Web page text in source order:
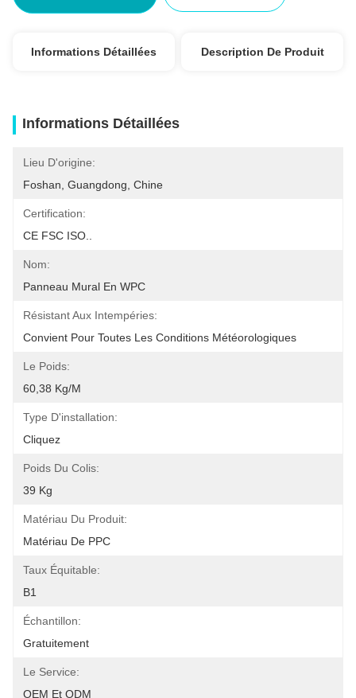
Informations Détaillées Description De Produit
Informations Détaillées
Lieu D'origine:
Foshan, Guangdong, Chine
Certification:
CE FSC ISO..
Nom:
Panneau Mural En WPC
Résistant Aux Intempéries:
Convient Pour Toutes Les Conditions Météorologiques
Le Poids:
60,38 Kg/m
Type D'installation:
Cliquez
Poids Du Colis:
39 Kg
Matériau Du Produit:
Matériau De PPC
Taux Équitable:
B1
Échantillon:
Gratuitement
Le Service:
OEM Et ODM